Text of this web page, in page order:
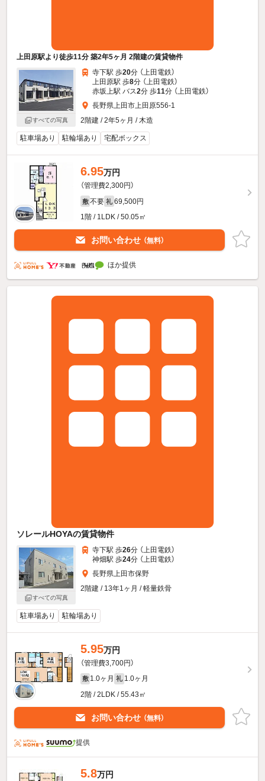
上田原駅より徒歩11分 築2年5ヶ月 2階建の賃貸物件
すべての写真
寺下駅 歩20分 （上田電鉄）
上田原駅 歩8分 （上田電鉄）
赤坂上駅 バス2分 歩11分 （上田電鉄）
長野県上田市上田原556-1
2階建 / 2年5ヶ月 / 木造
駐車場あり 駐輪場あり 宅配ボックス
6.95万円
（管理費2,300円）
敷 不要 礼 69,500円
1階 / 1LDK / 50.05㎡
お問い合わせ （無料）
ほか提供
ソレールHOYAの賃貸物件
すべての写真
寺下駅 歩26分 （上田電鉄）
神畑駅 歩24分 （上田電鉄）
長野県上田市保野
2階建 / 13年1ヶ月 / 軽量鉄骨
駐車場あり 駐輪場あり
5.95万円
（管理費3,700円）
敷 1.0ヶ月 礼 1.0ヶ月
2階 / 2LDK / 55.43㎡
お問い合わせ （無料）
提供
5.8万円